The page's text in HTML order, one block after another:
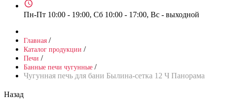
Пн-Пт 10:00 - 19:00, Сб 10:00 - 17:00, Вс - выходной
Главная /
Каталог продукции /
Печи /
Банные печи чугунные /
Чугунная печь для бани Былина-сетка 12 Ч Панорама
Назад